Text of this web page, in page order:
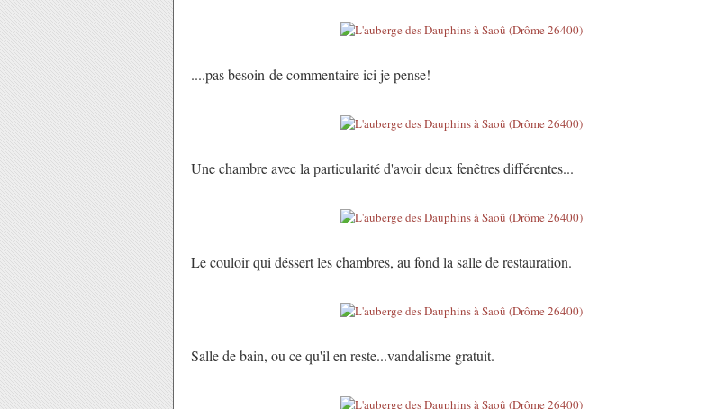
....pas besoin de commentaire ici je pense!
Une chambre avec la particularité d'avoir deux fenêtres différentes...
Le couloir qui déssert les chambres, au fond la salle de restauration.
Salle de bain, ou ce qu'il en reste...vandalisme gratuit.